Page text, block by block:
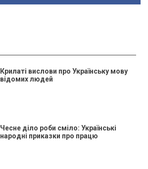
Крилаті вислови про Українську мову
відомих людей
Чесне діло роби сміло: Українські
народні приказки про працю